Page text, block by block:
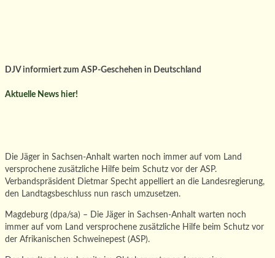
DJV informiert zum ASP-Geschehen in Deutschland
Aktuelle News hier!
Die Jäger in Sachsen-Anhalt warten noch immer auf vom Land
versprochene zusätzliche Hilfe beim Schutz vor der ASP.
Verbandspräsident Dietmar Specht appelliert an die Landesregierung,
den Landtagsbeschluss nun rasch umzusetzen.
Magdeburg (dpa/sa) – Die Jäger in Sachsen-Anhalt warten noch
immer auf vom Land versprochene zusätzliche Hilfe beim Schutz vor
der Afrikanischen Schweinepest (ASP).